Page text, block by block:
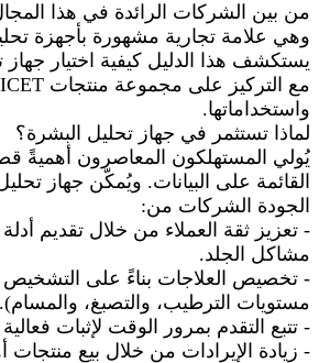
وهي علامة تجارية مشهورة بأجهزة
يستكشف هذا الدليل كيفية اختيار جهاز
واستخداماتها.
لماذا تستثمر في جهاز تحليل البشرة؟
يُولي المستهلكون المعاصرون أهميةً
القائمة على البيانات. ويُمكّن جهاز
الجودة الشركات من:
- تعزيز ثقة العملاء من خلال تقديم
مشاكل الجلد.
- تخصيص العلاجات بناءً على التشخيص
مستويات الترطيب، والتصبغ، والمسام).
- تتبع التقدم بمرور الوقت لإثبات فعالية
- زيادة الإيرادات من خلال بيع